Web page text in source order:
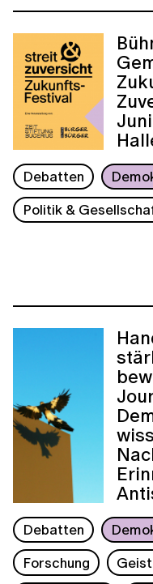
Debatten
Politik &
Debatten
Forschung